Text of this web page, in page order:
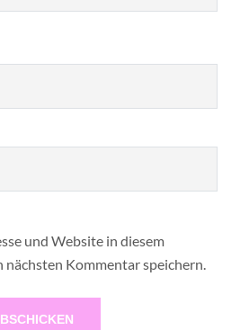
und Website in diesem
nächsten Kommentar speichern.